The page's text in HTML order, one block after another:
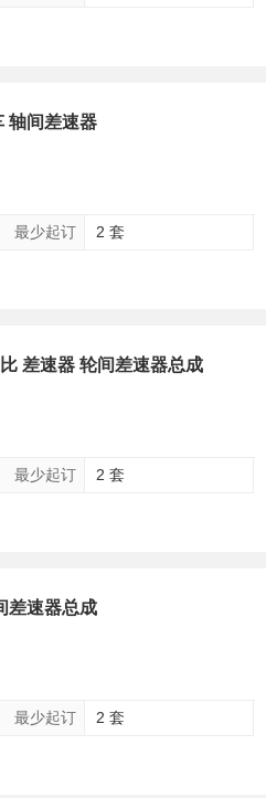
轴间差速器
最少起订
2 套
差速器 轮间差速器总成
最少起订
2 套
差速器总成
最少起订
2 套